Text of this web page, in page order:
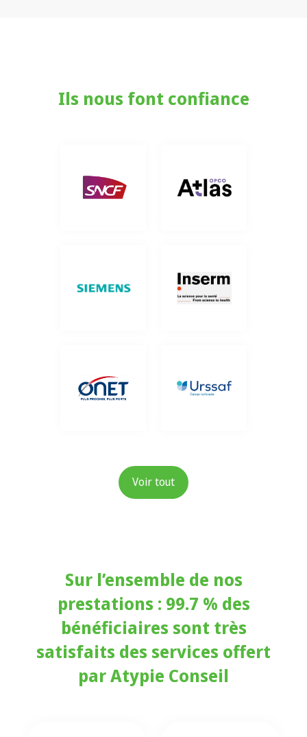
Ils nous font confiance
Voir tout
Sur l’ensemble de nos
prestations : 99.7 % des
bénéficiaires sont très
satisfaits des services offert
par Atypie Conseil